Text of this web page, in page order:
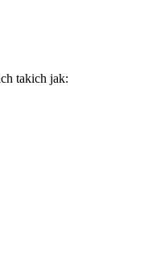
takich jak: